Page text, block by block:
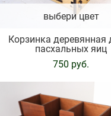
выбери цвет
Корзинка деревянная
пасхальных яиц
750 pуб.